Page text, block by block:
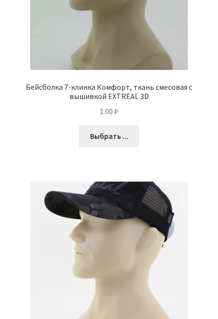
Бейсболка 7-клинка Комфорт, ткань смесовая с
вышивкой EXTREAL 3D
1.00 ₽
Выбрать ...